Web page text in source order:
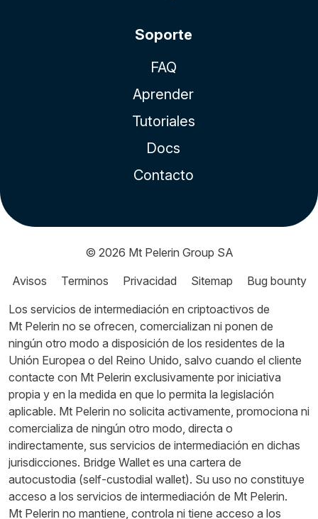
Soporte
FAQ
Aprender
Tutoriales
Docs
Contacto
© 2026 Mt Pelerin Group SA
Avisos
Terminos Privacidad Sitemap
Bug bounty
Los servicios de intermediación en criptoactivos de
Mt Pelerin no se ofrecen, comercializan ni ponen de
ningún otro modo a disposición de los residentes de la
Unión Europea o del Reino Unido, salvo cuando el cliente
contacte con Mt Pelerin exclusivamente por iniciativa
propia y en la medida en que lo permita la legislación
aplicable. Mt Pelerin no solicita activamente, promociona ni
comercializa de ningún otro modo, directa o
indirectamente, sus servicios de intermediación en dichas
jurisdicciones. Bridge Wallet es una cartera de
autocustodia (self-custodial wallet). Su uso no constituye
acceso a los servicios de intermediación de Mt Pelerin.
Mt Pelerin no mantiene, controla ni tiene acceso a los